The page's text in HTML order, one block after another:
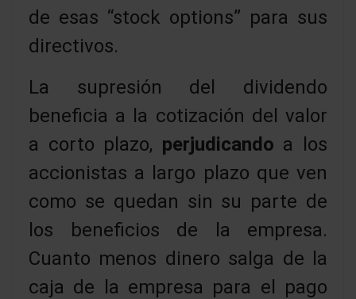
de esas “stock options” para sus
directivos.
La supresión del dividendo
beneficia a la cotización del valor
a corto plazo, perjudicando a los
accionistas a largo plazo que ven
como se quedan sin su parte de
los beneficios de la empresa.
Cuanto menos dinero salga de la
caja de la empresa para el pago